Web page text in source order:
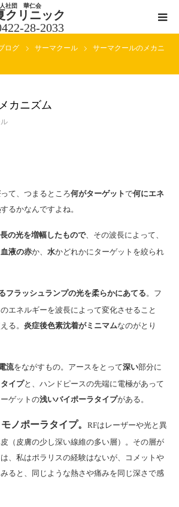
社団 華仁会
クリニック
28-2033
ログ サーマクール
サーマクールのメカニ
カニズム
って、つまるところ何がターゲットで何にエネ
するかなんですよね。
の光を増幅したもので、その波長によって、
血液の赤か、 水かどれかにターゲットを絞られ
フラッシュランプの光を柔らかにあてる。フ
エネルギーを波長によって変化させること
る。 炎症後色素沈着がミニマムなのがとり
流をながすもの。アースをとって深い部分に
イプと、ハンドピースの先端に電極があって
ゲットの浅いバイポーラタイプがある。
ノポーラタイプ。 RFはレーザーや光と異
（皮膚の少し深い線維の多い層）。その層が
、私はポラリスの経験はないが、コメットや
ると、同じような熱さや痛みを同じ深さで感